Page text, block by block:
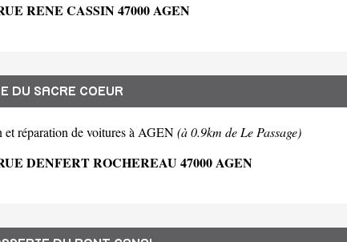
RENE CASSIN 47000 AGEN
DU SACRE COEUR
et réparation de voitures à AGEN(à 0.9km de Le Passage)
DENFERT ROCHEREAU 47000 AGEN